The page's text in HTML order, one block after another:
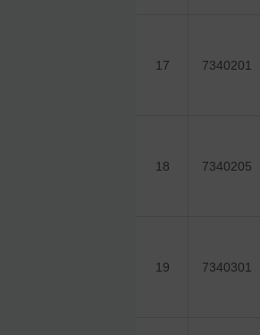
17 7340201
18 7340205
19 7340301